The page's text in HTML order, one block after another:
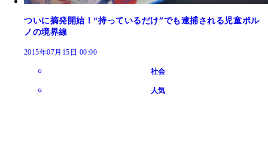
ついに摘発開始！“持っているだけ”でも逮捕される児童ポル
ノの境界線
2015年07月15日 00:00
社会
人気